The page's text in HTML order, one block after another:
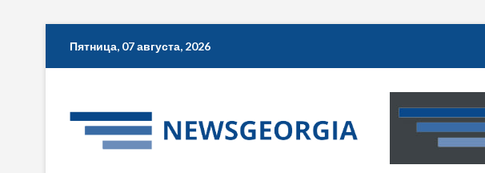
Пятница, 07 августа, 2026
САМАЯ
САЙТЕ ВЫ